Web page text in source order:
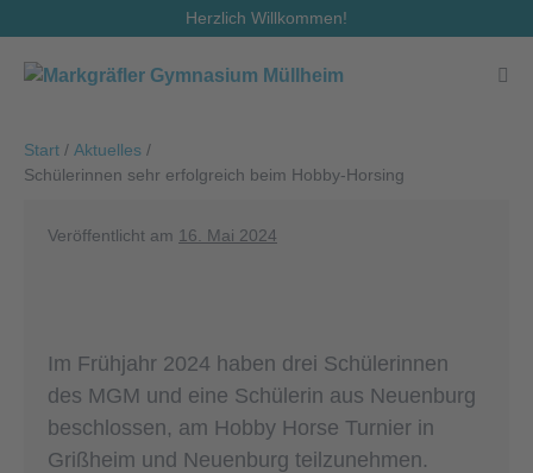
Inhalt
springen
Herzlich Willkommen!
Start / Aktuelles /
Schülerinnen sehr erfolgreich beim Hobby-Horsing
Veröffentlicht am 16. Mai 2024
Im Frühjahr 2024 haben drei Schülerinnen
des MGM und eine Schülerin aus Neuenburg
beschlossen, am Hobby Horse Turnier in
Grißheim und Neuenburg teilzunehmen.